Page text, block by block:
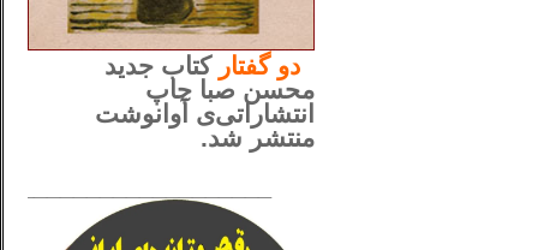
دوگفتار کتاب جدید
محسن صبا چاپ
انتشاراتی‌ی آوانوشت
منتشر شد.